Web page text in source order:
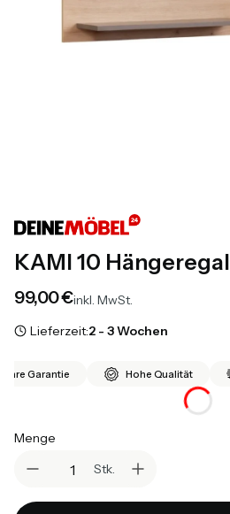
KAMI 10 Hängeregal
Preis
99,00 €inkl. MwSt.
Lieferzeit:2 - 3 Wochen
Garantie Hohe Qualität
Menge
Stk.